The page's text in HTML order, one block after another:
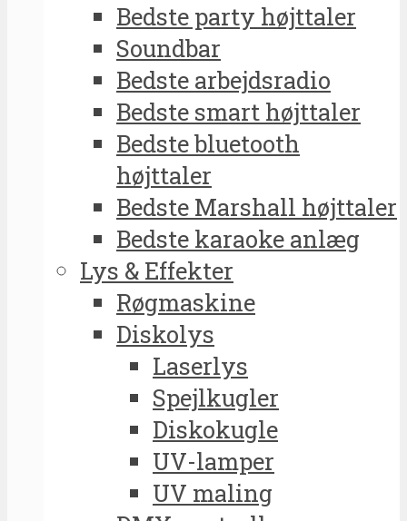
Bedste party højttaler
Soundbar
Bedste arbejdsradio
Bedste smart højttaler
Bedste bluetooth
højttaler
Bedste Marshall højttaler
Bedste karaoke anlæg
Lys & Effekter
Røgmaskine
Diskolys
Laserlys
Spejlkugler
Diskokugle
UV-lamper
UV maling